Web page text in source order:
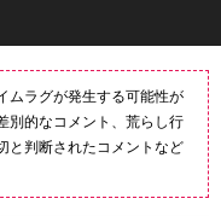
ムラグが発生する可能性が
別的なコメント、荒らし行
と判断されたコメントなど